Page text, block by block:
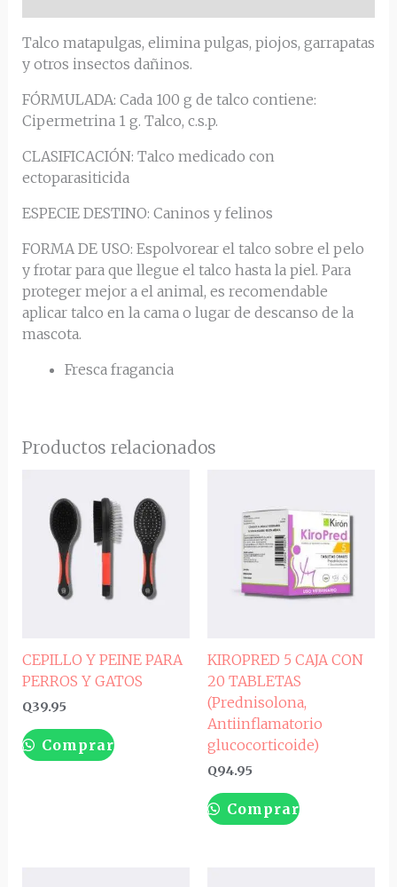
Talco matapulgas, elimina pulgas, piojos, garrapatas
y otros insectos dañinos.
FÓRMULADA: Cada 100 g de talco contiene:
Cipermetrina 1 g. Talco, c.s.p.
CLASIFICACIÓN: Talco medicado con
ectoparasiticida
ESPECIE DESTINO: Caninos y felinos
FORMA DE USO: Espolvorear el talco sobre el pelo
y frotar para que llegue el talco hasta la piel. Para
proteger mejor a el animal, es recomendable
aplicar talco en la cama o lugar de descanso de la
mascota.
Fresca fragancia
Productos relacionados
CEPILLO Y PEINE PARA
PERROS Y GATOS
Q39.95
Comprar
KIROPRED 5 CAJA CON
20 TABLETAS
(Prednisolona,
Antiinflamatorio
glucocorticoide)
Q94.95
Comprar